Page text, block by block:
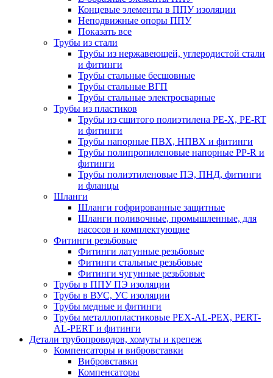
Концевые элементы в ППУ изоляции
Неподвижные опоры ППУ
Показать все
Трубы из стали
Трубы из нержавеющей, углеродистой стали
и фитинги
Трубы стальные бесшовные
Трубы стальные ВГП
Трубы стальные электросварные
Трубы из пластиков
Трубы из сшитого полиэтилена PE-X, PE-RT
и фитинги
Трубы напорные ПВХ, НПВХ и фитинги
Трубы полипропиленовые напорные PP-R и
фитинги
Трубы полиэтиленовые ПЭ, ПНД, фитинги
и фланцы
Шланги
Шланги гофрированные защитные
Шланги поливочные, промышленные, для
насосов и комплектующие
Фитинги резьбовые
Фитинги латунные резьбовые
Фитинги стальные резьбовые
Фитинги чугунные резьбовые
Трубы в ППУ ПЭ изоляции
Трубы в ВУС, УС изоляции
Трубы медные и фитинги
Трубы металлопластиковые PEX-AL-PEX, PERT-
AL-PERT и фитинги
Детали трубопроводов, хомуты и крепеж
Компенсаторы и вибровставки
Вибровставки
Компенсаторы